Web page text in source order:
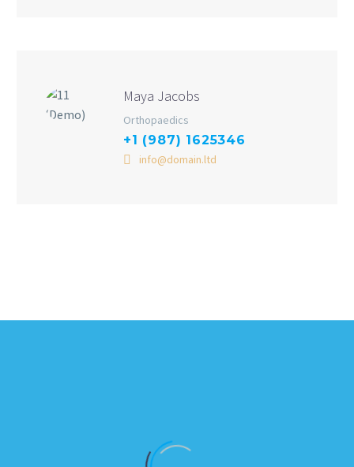
Maya Jacobs
Orthopaedics
+1 (987) 1625346
info@domain.ltd